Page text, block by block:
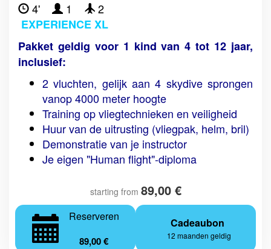
4' 1
2
EXPERIENCE XL
Pakket geldig voor 1 kind van 4 tot 12 jaar,
inclusief:
2 vluchten, gelijk aan 4 skydive sprongen
vanop 4000 meter hoogte
Training op vliegtechnieken en veiligheid
Huur van de uitrusting (vliegpak, helm, bril)
Demonstratie van je instructor
Je eigen "Human flight"-diploma
starting from 89,00 €
Reserveren
89,00 €
Cadeaubon
12 maanden geldig